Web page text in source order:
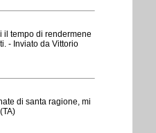
il tempo di rendermene
- Inviato da Vittorio
di santa ragione, mi